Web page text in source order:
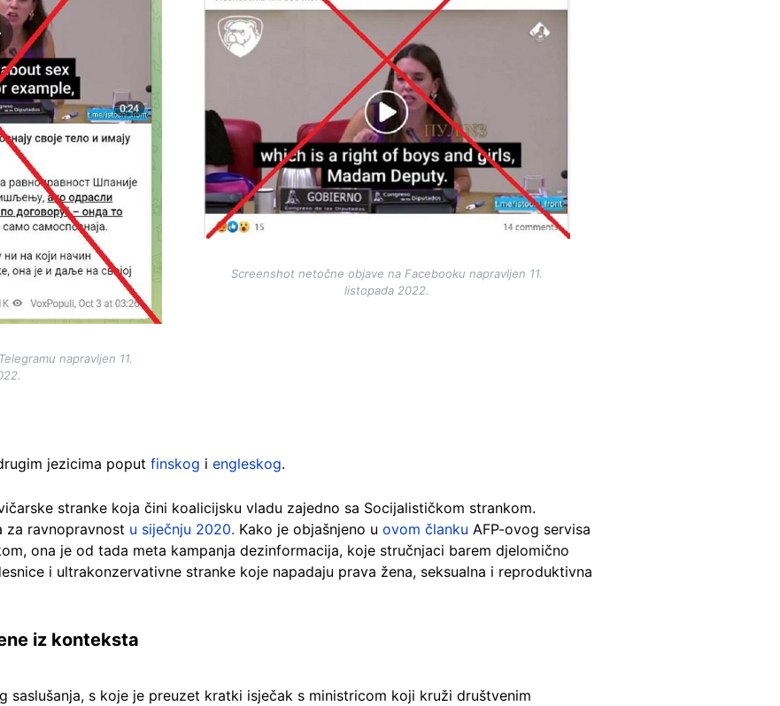
napravljen 11.
Screenshot netočne objave na Facebooku napravljen 11.
listopada 2022.
jezicima poput finskog i engleskog.
stranke koja čini koalicijsku vladu zajedno sa Socijalističkom strankom.
za ravnopravnost u siječnju 2020. Kako je objašnjeno u ovom članku AFP-ovog servisa
ona je od tada meta kampanja dezinformacija, koje stručnjaci barem djelomično
i ultrakonzervativne stranke koje napadaju prava žena, seksualna i reproduktivna
iz konteksta
saslušanja, s koje je preuzet kratki isječak s ministricom koji kruži društvenim